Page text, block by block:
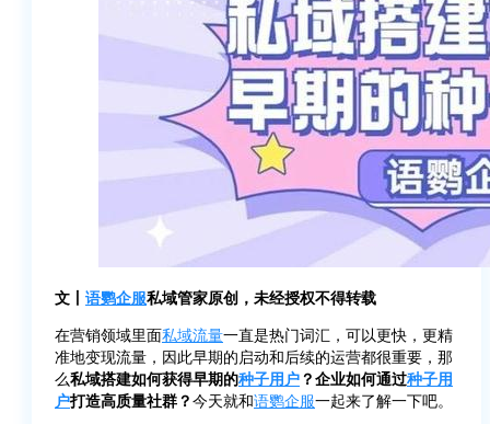
文丨 语鹦企服私域管家原创，未经授权不得转载
在营销领域里面私域流量一直是热门词汇，可以更快，更精
准地变现流量，因此早期的启动和后续的运营都很重要，那
么私域搭建如何获得早期的种子用户？企业如何通过种子用
户打造高质量社群？今天就和语鹦企服一起来了解一下吧。